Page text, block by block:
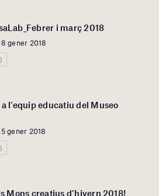
i març 2018
gener 2018
l’equip educatiu del Museo
gener 2018
Mons creatius d’hivern 2018!